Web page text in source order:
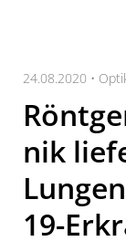
24.08.2020 •
nik
19-